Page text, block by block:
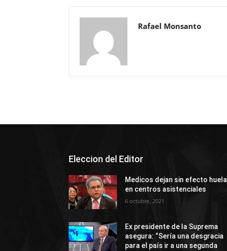
Rafael Monsanto
Eleccion del Editor
Medicos dejan sin efecto huela
en centros asistenciales
6 octubre, 2021
Ex presidente de la Suprema
asegura: “Sería una desgracia
para el país ir a una segunda